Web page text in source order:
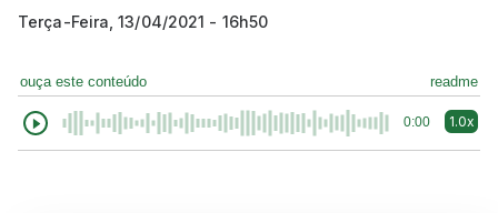
Terça-Feira, 13/04/2021 - 16h50
ouça este conteúdo readme
0:00 1.0x